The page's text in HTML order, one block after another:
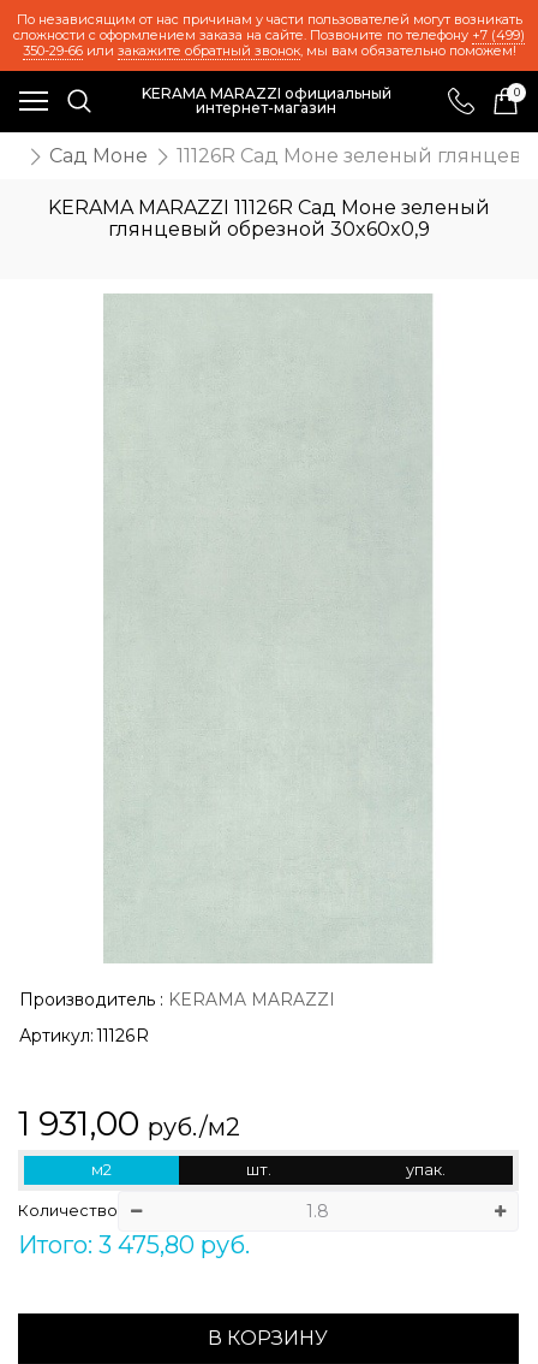
По независящим от нас причинам у части пользователей могут возникать
сложности с оформлением заказа на сайте. Позвоните по телефону +7 (499)
350-29-66или закажите обратный звонок, мы вам обязательно поможем!
KERAMA MARAZZI официальный
интернет-магазин
0
Сад Моне 11126R Сад Моне зеленый
KERAMA MARAZZI 11126R Сад Моне зеленый
глянцевый обрезной 30x60x0,9
Производитель : KERAMA MARAZZI
Артикул: 11126R
1 931,00 руб./м2
м2 шт. упак.
Количество
Итого: 3 475,80 руб.
В КОРЗИНУ